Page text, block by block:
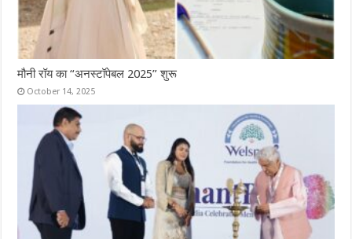
मौनी रॉय का “अनस्टॉपेबल 2025” शुरू
October 14, 2025